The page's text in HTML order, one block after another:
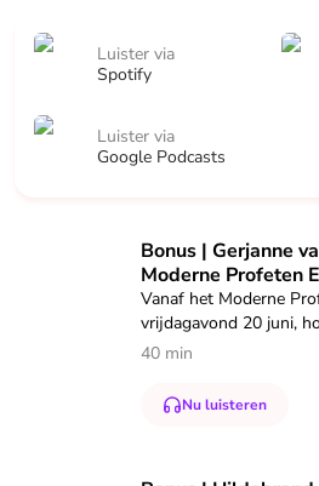
Luister via
Spotify
Luister via
Google Podcasts
Bonus | Gerjanne
Moderne Profeten
Vanaf het Moderne
vrijdagavond 20 juni,
Gerjanne van Lagen. Ze
menselijke interactie
chronische honger
40 min
Nu luisteren
Speel "Bonus | Gerjanne van